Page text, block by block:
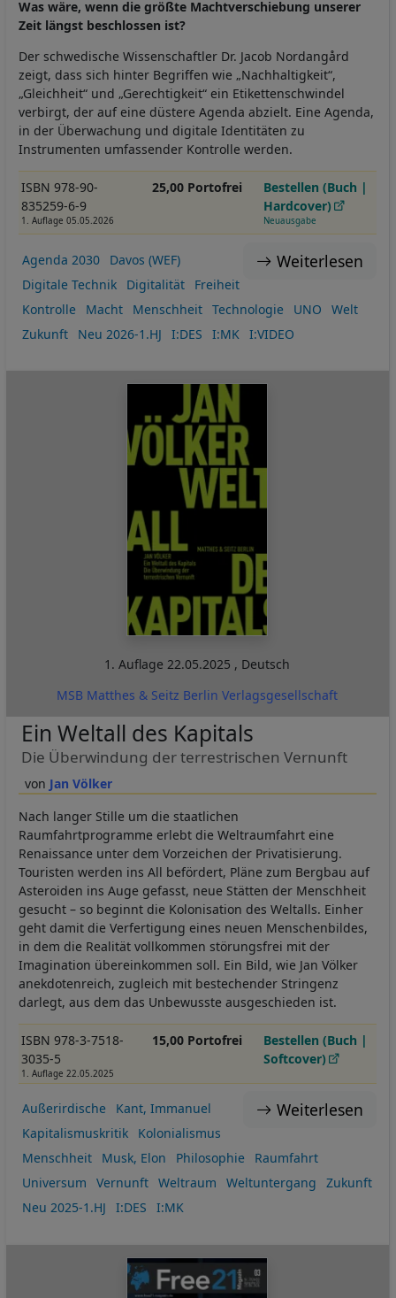
Was wäre, wenn die größte Machtverschiebung unserer
Zeit längst beschlossen ist?
Der schwedische Wissenschaftler Dr. Jacob Nordangård
zeigt, dass sich hinter Begriffen wie „Nachhaltigkeit“,
„Gleichheit“ und „Gerechtigkeit“ ein Etikettenschwindel
verbirgt, der auf eine düstere Agenda abzielt. Eine Agenda,
in der Überwachung und digitale Identitäten zu
Instrumenten umfassender Kontrolle werden.
ISBN 978-90-
835259-6-9
1. Auflage 05.05.2026
25,00 Portofrei
Bestellen (Buch |
Hardcover)
Neuausgabe
Weiterlesen
Agenda 2030
Davos (WEF)
Digitale Technik
Digitalität
Freiheit
Kontrolle
Macht Menschheit Technologie UNO
Welt
Zukunft
Neu 2026-1.HJ I:DES I:MK I:VIDEO
1. Auflage 22.05.2025 , Deutsch
MSB Matthes & Seitz Berlin Verlagsgesellschaft
Jan Völker
Ein Weltall des Kapitals
Die Überwindung der terrestrischen Vernunft
Nach langer Stille um die staatlichen
Raumfahrtprogramme erlebt die Weltraumfahrt eine
Renaissance unter dem Vorzeichen der Privatisierung.
Touristen werden ins All befördert, Pläne zum Bergbau auf
Asteroiden ins Auge gefasst, neue Stätten der Menschheit
gesucht – so beginnt die Kolonisation des Weltalls. Einher
geht damit die Verfertigung eines neuen Menschenbildes,
in dem die Realität vollkommen störungsfrei mit der
Imagination übereinkommen soll. Ein Bild, wie Jan Völker
anekdotenreich, zugleich mit bestechender Stringenz
darlegt, aus dem das Unbewusste ausgeschieden ist.
ISBN 978-3-7518-
3035-5
1. Auflage 22.05.2025
15,00 Portofrei
Bestellen (Buch |
Softcover)
Weiterlesen
Außerirdische
Kant, Immanuel
Kapitalismuskritik
Kolonialismus
Menschheit
Musk, Elon Philosophie
Raumfahrt
Universum
Vernunft Weltraum Weltuntergang
Zukunft
Neu 2025-1.HJ
I:DES I:MK